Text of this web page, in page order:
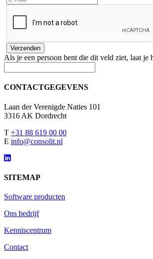
Als je een persoon bent die dit veld ziet, laat je
CONTACTGEGEVENS
Laan der Verenigde Naties 101
3316 AK Dordrecht
T +31 88 619 00 00
E info@consolit.nl
SITEMAP
Software producten
Ons bedrijf
Kenniscentrum
Contact